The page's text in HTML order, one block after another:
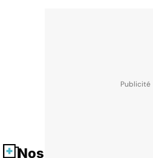
Nos fiches santé